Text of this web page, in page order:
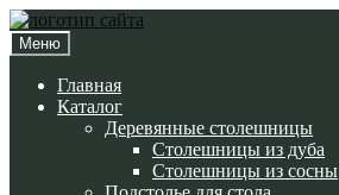
Перейти
к
навигации
Перейти
к
содержимому
Меню
Главная
Каталог
Деревянные столешницы
Столешницы из дуба
Столешницы из сосны